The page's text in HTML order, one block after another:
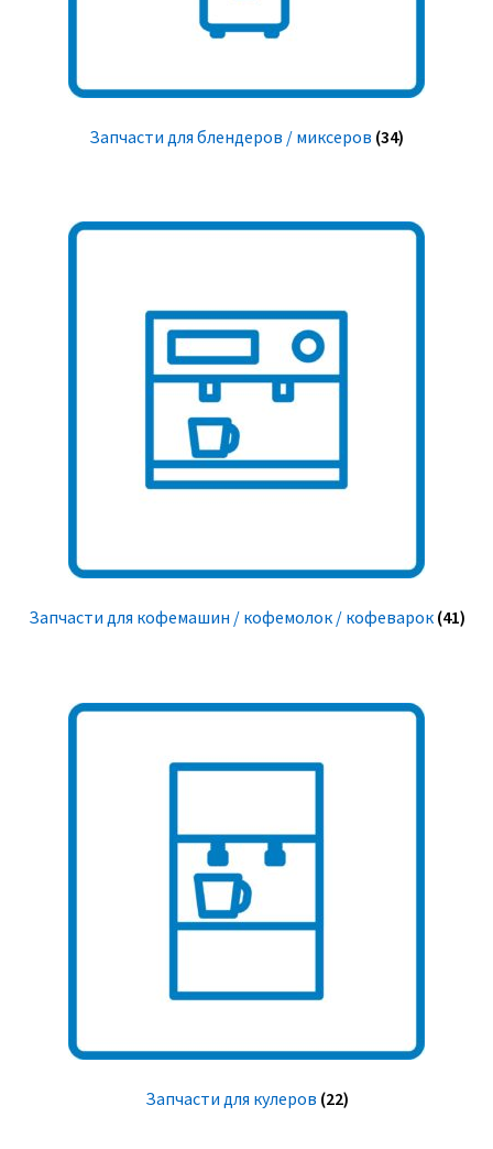
Запчасти для блендеров / миксеров (34)
Запчасти для кофемашин / кофемолок / кофеварок (41)
Запчасти для кулеров (22)